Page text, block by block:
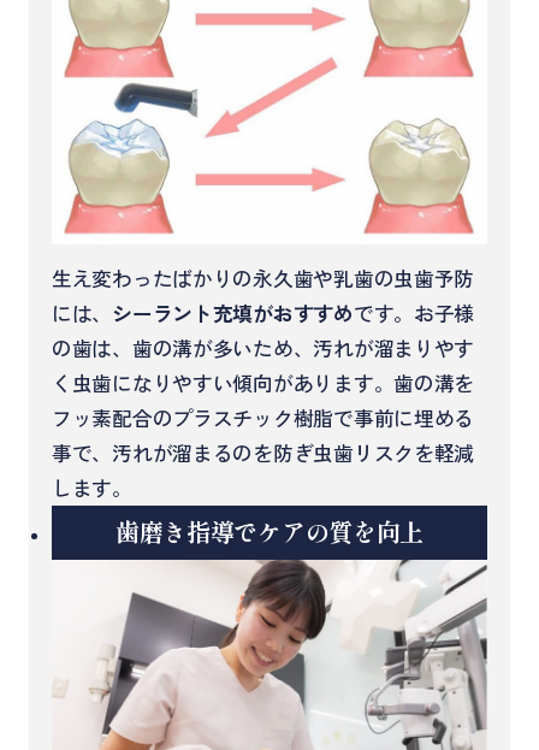
生え変わったばかりの永久歯や乳歯の虫歯予防
には、 シーラント充填がおすすめです。お子様
の歯は、歯の溝が多いため、汚れが溜まりやす
く虫歯になりやすい傾向があります。歯の溝を
フッ素配合のプラスチック樹脂で事前に埋める
事で、汚れが溜まるのを防ぎ虫歯リスクを軽減
します。
歯磨き指導でケアの質を向上